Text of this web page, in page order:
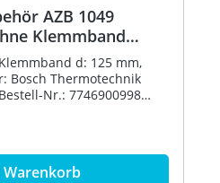
AZB 1049
Klemmband
d: 125 mm,
Bosch Thermotechnik
Warenkorb